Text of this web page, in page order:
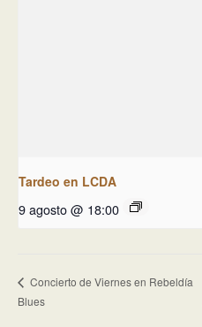
Tardeo en LCDA
9 agosto @ 18:00
Concierto de Viernes en Rebeldía
Blues